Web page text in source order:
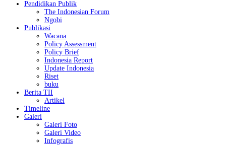
Pendidikan Publik
The Indonesian Forum
Ngobi
Publikasi
Wacana
Policy Assessment
Policy Brief
Indonesia Report
Update Indonesia
Riset
buku
Berita TII
Artikel
Timeline
Galeri
Galeri Foto
Galeri Video
Infografis